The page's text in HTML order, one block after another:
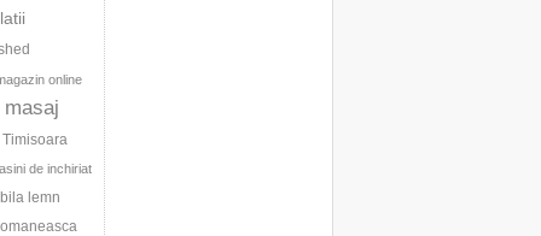
online
masaj
de inchiriat
lemn